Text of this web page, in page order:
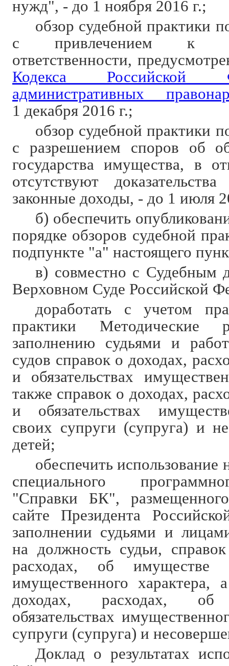
нужд", - до 1 ноября 2016 г.;
обзор судебной практики
с привлечением к
ответственности,
Кодекса Российской
административных
1 декабря 2016 г.;
обзор судебной практики
с разрешением споров об
государства имущества, в
отсутствуют
законные доходы, - до 1 июля
б) обеспечить
порядке обзоров судебной
подпункте "а" настоящего
в) совместно с Судебным
Верховном Суде Российской
доработать с учетом
практики Методические
заполнению судьями и
судов справок о доходах,
и обязательствах
также справок о доходах,
и обязательствах
своих супруги (супруга) и
детей;
обеспечить использование
специального
"Справки БК",
сайте Президента
заполнении судьями и
на должность судьи,
расходах, об имуществе и
имущественного характера,
доходах, расходах,
обязательствах
супруги (супруга) и
Доклад о результатах